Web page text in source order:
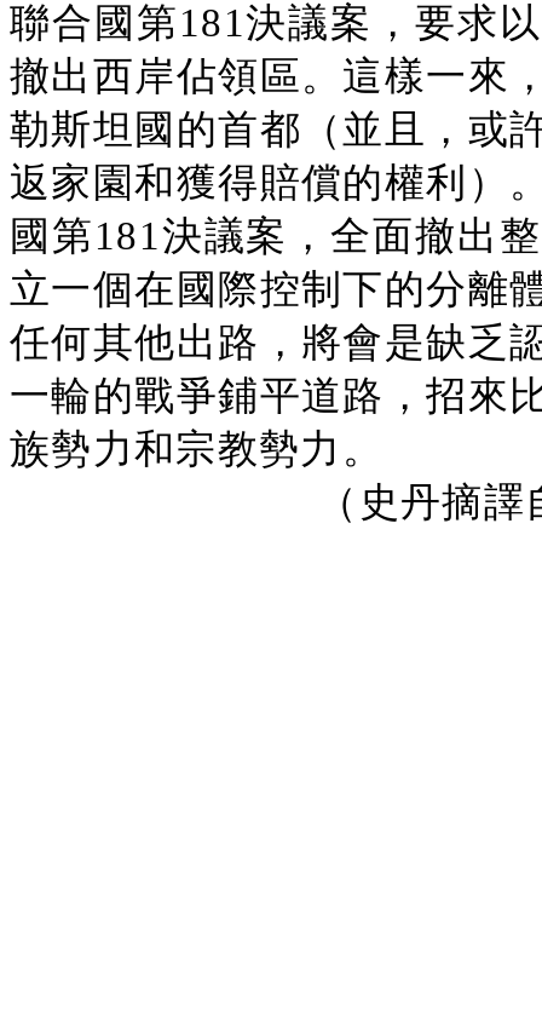
聯合國第181決議案，要求
撤出西岸佔領區。這樣一來
勒斯坦國的首都（並且，或
返家園和獲得賠償的權利）
國第181決議案，全面撤出
立一個在國際控制下的分離
任何其他出路，將會是缺乏
一輪的戰爭鋪平道路，招來
族勢力和宗教勢力。
（史丹摘